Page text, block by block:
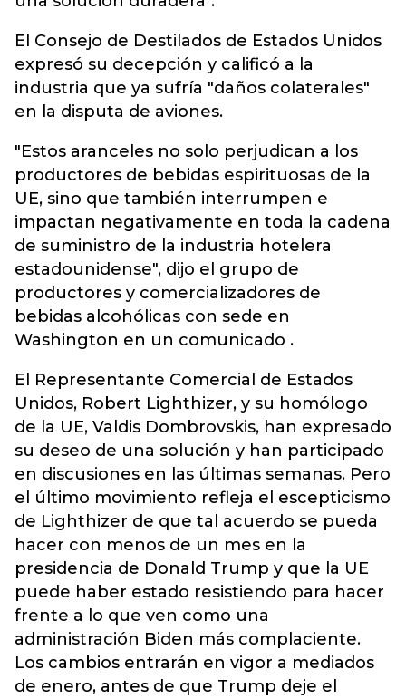
El Consejo de Destilados de Estados Unidos
expresó su decepción y calificó a la
industria que ya sufría "daños colaterales"
en la disputa de aviones.
"Estos aranceles no solo perjudican a los
productores de bebidas espirituosas de la
UE, sino que también interrumpen e
impactan negativamente en toda la cadena
de suministro de la industria hotelera
estadounidense", dijo el grupo de
productores y comercializadores de
bebidas alcohólicas con sede en
Washington en un comunicado .
El Representante Comercial de Estados
Unidos, Robert Lighthizer, y su homólogo
de la UE, Valdis Dombrovskis, han expresado
su deseo de una solución y han participado
en discusiones en las últimas semanas. Pero
el último movimiento refleja el escepticismo
de Lighthizer de que tal acuerdo se pueda
hacer con menos de un mes en la
presidencia de Donald Trump y que la UE
puede haber estado resistiendo para hacer
frente a lo que ven como una
administración Biden más complaciente.
Los cambios entrarán en vigor a mediados
de enero, antes de que Trump deje el